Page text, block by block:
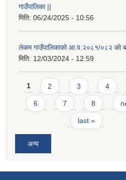
गाउँपालिका ||
मिति: 06/24/2025 - 10:56
लेकम गाउँपालिकाको आ.व.२०८१/०८२ को
मिति: 12/03/2024 - 12:59
Pages
1 2 3 4
6 7 8
last »
अन्य